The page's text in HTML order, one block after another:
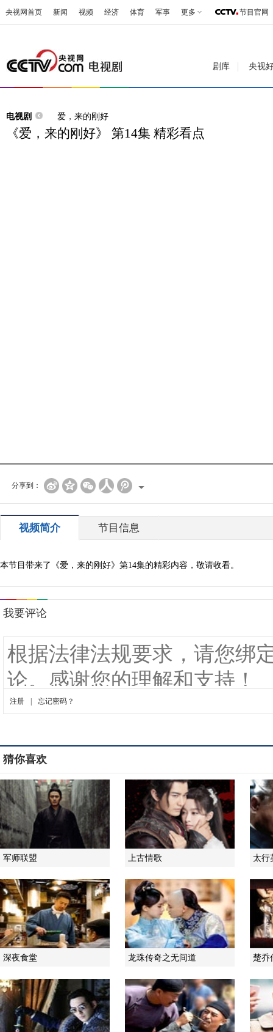
央视网首页 新闻 视频 经济 体育 军事 更多 节目官网
剧库 央视
电视剧 爱，来的刚好
《爱，来的刚好》 第14集 精彩看点
分享到：
视频简介 节目信息
本节目带来了《爱，来的刚好》第14集的精彩内容，敬请收看。
猜你喜欢
军师联盟 上古情歌 太行
深夜食堂 龙珠传奇之无间道 楚乔